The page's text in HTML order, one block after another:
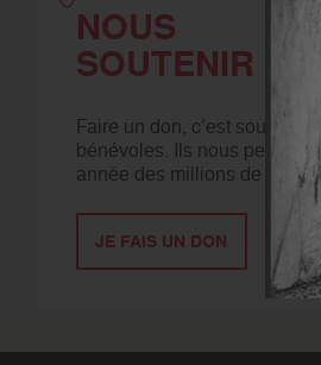
NOUS
SOUTENIR
Faire un don, c’est soutenir
bénévoles. Ils nous
année des millions de
JE FAIS UN DON